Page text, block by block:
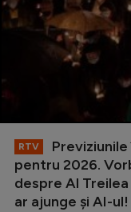
RTV
pentru 2026.
despre Al
ar ajunge și AI-ul!